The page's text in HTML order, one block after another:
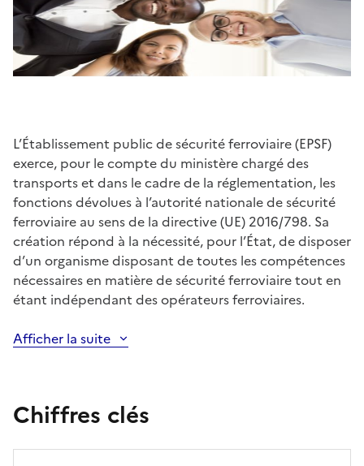
L’Établissement public de sécurité ferroviaire (EPSF)
exerce, pour le compte du ministère chargé des
transports et dans le cadre de la réglementation, les
fonctions dévolues à l’autorité nationale de sécurité
ferroviaire au sens de la directive (UE) 2016/798. Sa
création répond à la nécessité, pour l’État, de disposer
d’un organisme disposant de toutes les compétences
nécessaires en matière de sécurité ferroviaire tout en
étant indépendant des opérateurs ferroviaires.
Afficher la suite
Chiffres clés